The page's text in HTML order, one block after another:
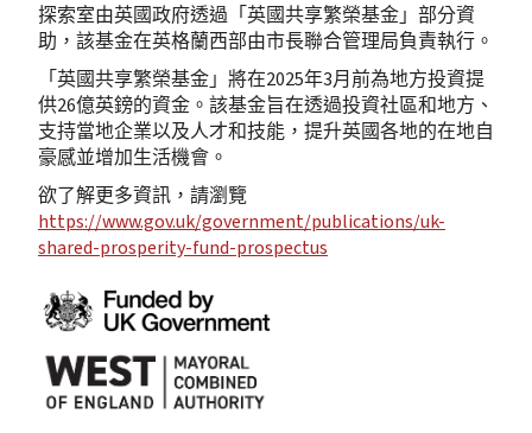
探索室由英國政府透過「英國共享繁榮基金」部分資
助，該基金在英格蘭西部由市長聯合管理局負責執行。
「英國共享繁榮基金」將在2025年3月前為地方投資提
供26億英鎊的資金。該基金旨在透過投資社區和地方、
支持當地企業以及人才和技能，提升英國各地的在地自
豪感並增加生活機會。
欲了解更多資訊，請瀏覽
https://www.gov.uk/government/publications/uk-
shared-prosperity-fund-prospectus